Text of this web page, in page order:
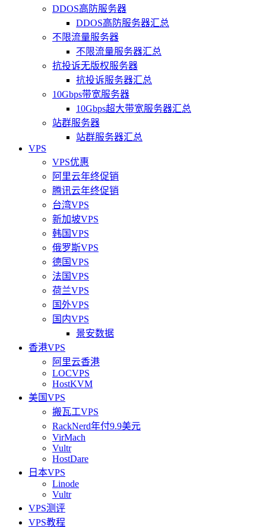
DDOS高防服务器
DDOS高防服务器汇总
不限流量服务器
不限流量服务器汇总
抗投诉无版权服务器
抗投诉服务器汇总
10Gbps带宽服务器
10Gbps超大带宽服务器汇总
站群服务器
站群服务器汇总
VPS
VPS优惠
阿里云年终促销
腾讯云年终促销
台湾VPS
新加坡VPS
韩国VPS
俄罗斯VPS
德国VPS
法国VPS
荷兰VPS
国外VPS
国内VPS
景安数据
香港VPS
阿里云香港
LOCVPS
HostKVM
美国VPS
搬瓦工VPS
RackNerd年付9.9美元
VirMach
Vultr
HostDare
日本VPS
Linode
Vultr
VPS测评
VPS教程